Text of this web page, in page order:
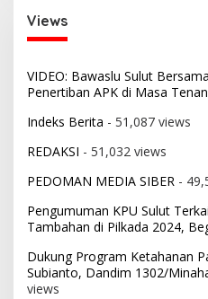
Views
VIDEO: Bawaslu Sulut
Penertiban APK di Masa
Indeks Berita - 51,087 views
REDAKSI - 51,032 views
PEDOMAN MEDIA SIBER -
Pengumuman KPU Sulut
Tambahan di Pilkada 2024,
Dukung Program Ketahanan
Subianto, Dandim 1302/
views